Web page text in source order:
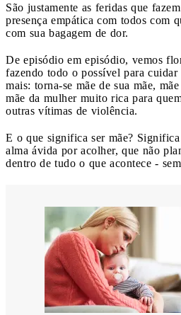
São justamente as feridas que
presença empática com todos com
com sua bagagem de dor.
De episódio em episódio, vemos
fazendo todo o possível para
mais: torna-se mãe de sua mãe,
mãe da mulher muito rica para
outras vítimas de violência.
E o que significa ser mãe?
alma ávida por acolher, que não
dentro de tudo o que acontece -